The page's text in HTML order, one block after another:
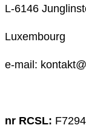
L-6146
Luxembourg
e-mail:
nr RCSL: F7294